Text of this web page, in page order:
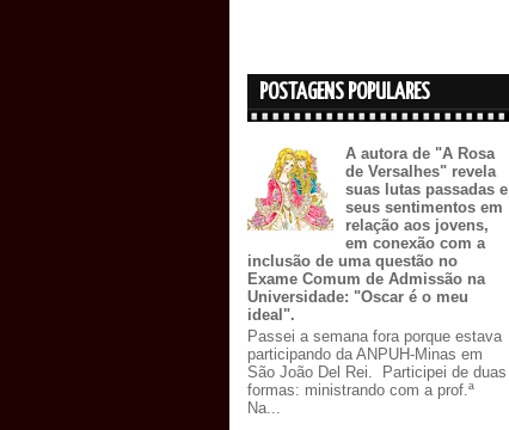
POSTAGENS POPULARES
A autora de "A Rosa
de Versalhes" revela
suas lutas passadas e
seus sentimentos em
relação aos jovens,
em conexão com a
inclusão de uma questão no
Exame Comum de Admissão na
Universidade: "Oscar é o meu
ideal".
Passei a semana fora porque estava
participando da ANPUH-Minas em
São João Del Rei. Participei de duas
formas: ministrando com a prof.ª
Na...